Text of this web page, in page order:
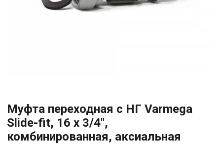
Муфта переходная с НГ Varmega
Slide-fit, 16 х 3/4″,
комбинированная, аксиальная